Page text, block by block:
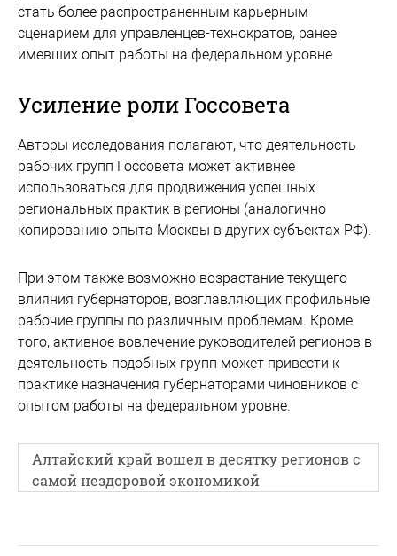
стать более распространенным карьерным
сценарием для управленцев-технократов, ранее
имевших опыт работы на федеральном уровне
Усиление роли Госсовета
Авторы исследования полагают, что деятельность
рабочих групп Госсовета может активнее
использоваться для продвижения успешных
региональных практик в регионы (аналогично
копированию опыта Москвы в других субъектах РФ).
При этом также возможно возрастание текущего
влияния губернаторов, возглавляющих профильные
рабочие группы по различным проблемам. Кроме
того, активное вовлечение руководителей регионов в
деятельность подобных групп может привести к
практике назначения губернаторами чиновников с
опытом работы на федеральном уровне.
Алтайский край вошел в десятку регионов с
самой нездоровой экономикой